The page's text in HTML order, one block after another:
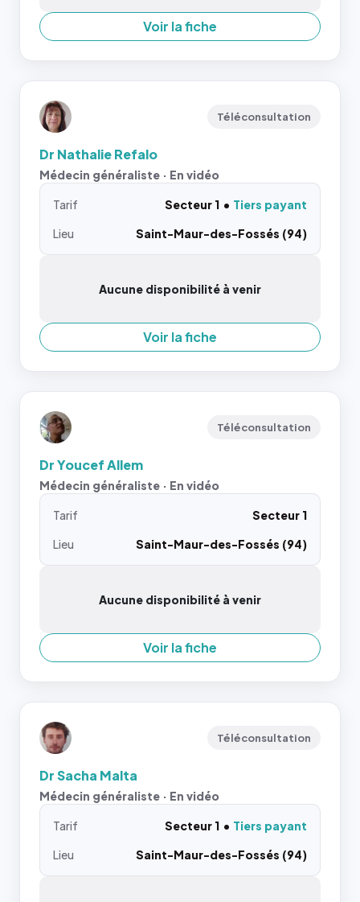
Voir la fiche
Téléconsultation
Dr Nathalie Refalo
Médecin généraliste · En vidéo
Tarif Secteur 1
Tiers payant
Lieu
Saint-Maur-des-Fossés (94)
Aucune disponibilité à venir
Voir la fiche
Téléconsultation
Dr Youcef Allem
Médecin généraliste · En vidéo
Tarif
Secteur 1
Lieu
Saint-Maur-des-Fossés (94)
Aucune disponibilité à venir
Voir la fiche
Téléconsultation
Dr Sacha Malta
Médecin généraliste · En vidéo
Tarif Secteur 1
Tiers payant
Lieu
Saint-Maur-des-Fossés (94)